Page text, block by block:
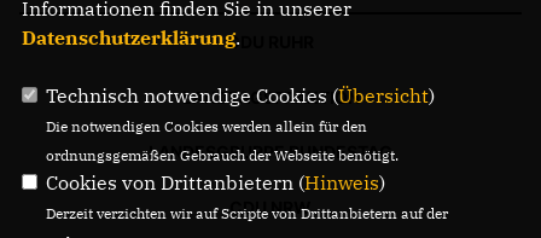
CDU RUHR
LANDTAGSFRAKTION
LANDESGRUPPE BUNDESTAG
CDU NRW
Informationen finden Sie in unserer
Datenschutzerklärung.
Technisch notwendige Cookies (Übersicht)
Die notwendigen Cookies werden allein für den
ordnungsgemäßen Gebrauch der Webseite benötigt.
Cookies von Drittanbietern (Hinweis)
Derzeit verzichten wir auf Scripte von Drittanbietern auf der